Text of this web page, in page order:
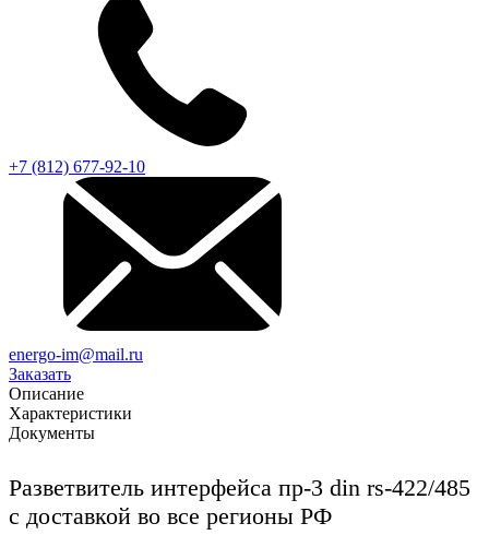
+7 (812) 677-92-10
energo-im@mail.ru
Заказать
Описание
Характеристики
Документы
Разветвитель интерфейса пр-3 din rs-422/485
с доставкой во все регионы РФ